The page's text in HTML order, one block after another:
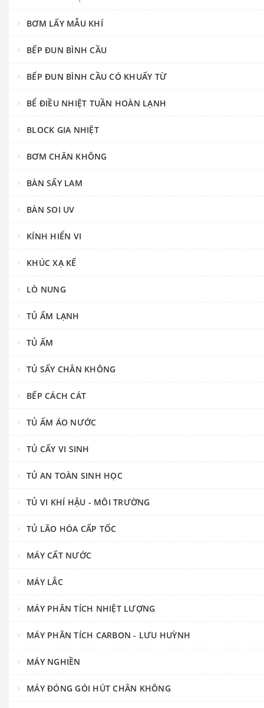
BƠM LẤY MẪU KHÍ
BẾP ĐUN BÌNH CẦU
BẾP ĐUN BÌNH CẦU CÓ KHUẤY TỪ
BỂ ĐIỀU NHIỆT TUẦN HOÀN LẠNH
BLOCK GIA NHIỆT
BƠM CHÂN KHÔNG
BÀN SẤY LAM
BÀN SOI UV
KÍNH HIỂN VI
KHÚC XẠ KẾ
LÒ NUNG
TỦ ẤM LẠNH
TỦ ẤM
TỦ SẤY CHÂN KHÔNG
BẾP CÁCH CÁT
TỦ ẤM ÁO NƯỚC
TỦ CẤY VI SINH
TỦ AN TOÀN SINH HỌC
TỦ VI KHÍ HẬU - MÔI TRƯỜNG
TỦ LÃO HÓA CẤP TỐC
MÁY CẤT NƯỚC
MÁY LẮC
MÁY PHÂN TÍCH NHIỆT LƯỢNG
MÁY PHÂN TÍCH CARBON - LƯU HUỲNH
MÁY NGHIỀN
MÁY ĐÓNG GÓI HÚT CHÂN KHÔNG